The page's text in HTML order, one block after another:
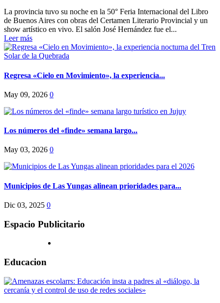
La provincia tuvo su noche en la 50° Feria Internacional del Libro
de Buenos Aires con obras del Certamen Literario Provincial y un
show artístico en vivo. El salón José Hernández fue el...
Leer más
Regresa «Cielo en Movimiento», la experiencia...
May 09, 2026 0
Los números del «finde» semana largo...
May 03, 2026 0
Municipios de Las Yungas alinean prioridades para...
Dic 03, 2025 0
Espacio Publicitario
Educacion